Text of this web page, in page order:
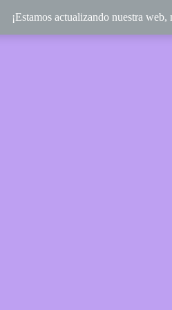
¡Estamos actualizando nuestra